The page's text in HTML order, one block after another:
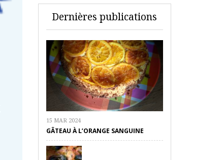
Dernières publications
15 MAR 2024
GÂTEAU À L’ORANGE SANGUINE